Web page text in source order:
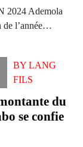
2024 Ademola
de l’année…
BY LANG
FILS
du
se confie